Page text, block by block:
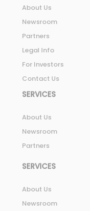
About Us
Newsroom
Partners
Legal Info
For Investors
Contact Us
SERVICES
About Us
Newsroom
Partners
SERVICES
About Us
Newsroom